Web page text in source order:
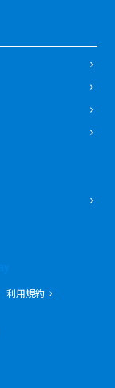
利用規約